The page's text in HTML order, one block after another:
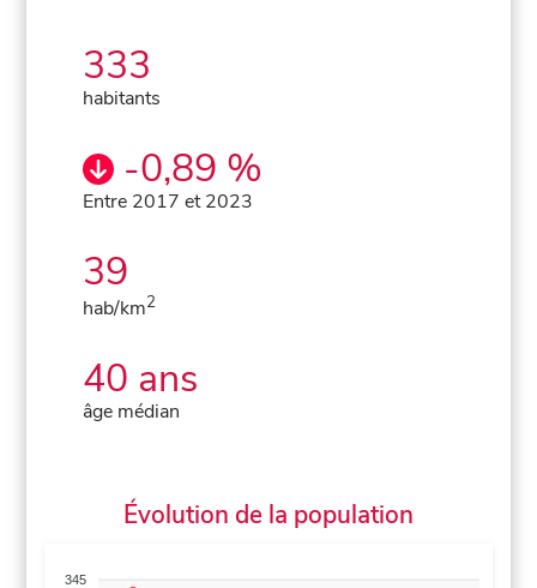
333
habitants
-0,89 %
Entre 2017 et 2023
39
hab/km2
40 ans
âge médian
Évolution de la population
345